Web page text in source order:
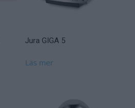
Jura GIGA 5
Läs mer